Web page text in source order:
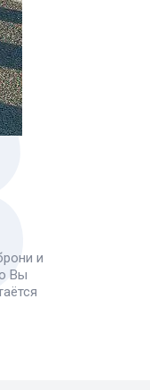
и
Вы